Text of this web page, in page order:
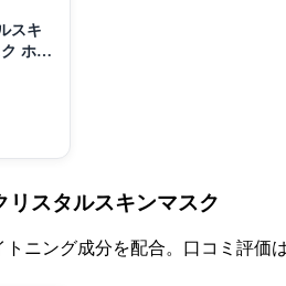
スキ
ホワ
者 シ
スタルスキンマスク
ニング成分を配合。口コミ評価